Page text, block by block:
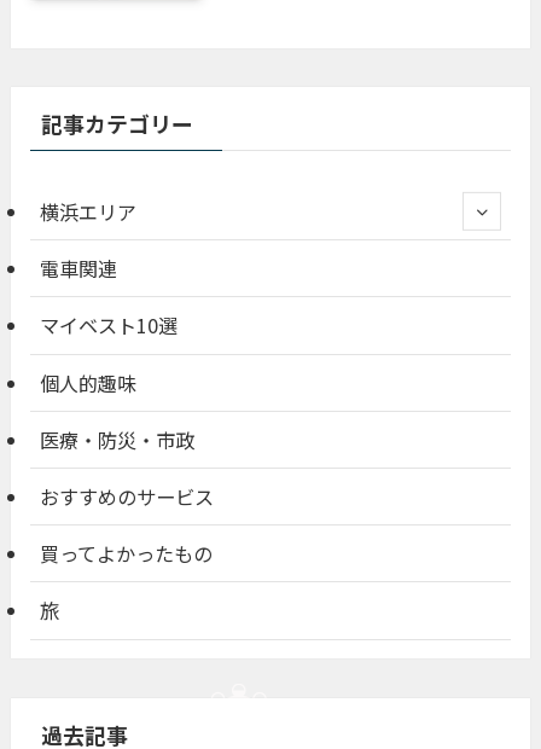
記事カテゴリー
横浜エリア
電車関連
マイベスト10選
個人的趣味
医療・防災・市政
おすすめのサービス
買ってよかったもの
旅
過去記事